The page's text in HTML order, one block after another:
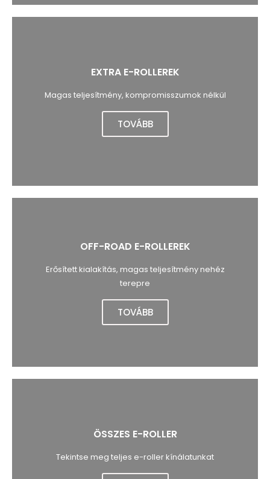
EXTRA E-ROLLEREK
Magas teljesítmény, kompromisszumok nélkül
TOVÁBB
OFF-ROAD E-ROLLEREK
Erősített kialakítás, magas teljesítmény nehéz
terepre
TOVÁBB
ÖSSZES E-ROLLER
Tekintse meg teljes e-roller kínálatunkat